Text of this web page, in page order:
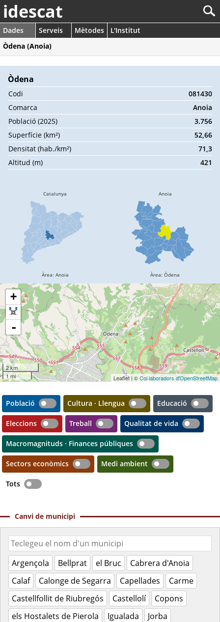
idescat
Dades Serveis Mètodes
L'Institut
Òdena (Anoia)
Òdena
Codi
081430
Comarca
Anoia
Població (2025)
3.756
Superfície (km²)
52,66
Densitat (hab./km²)
71,3
Altitud (m)
421
+
-
2 km
1 mi
Leaflet | ©Col·laboradors d'OpenStreetMap
Població Cultura · Llengua Educació
Eleccions Treball Qualitat de vida
Macromagnituds · Finances públiques
Sectors econòmics Medi ambient
Tots
Canvi de municipi
Argençola Bellprat el Bruc
Cabrera d'Anoia
Calaf
Calonge de Segarra Capellades
Carme
Castellfollit de Riubregós
Castellolí
Copons
els Hostalets de Pierola
Igualada
Jorba